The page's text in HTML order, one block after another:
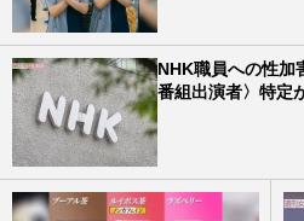
NHK職員への性加
番組出演者〉特定